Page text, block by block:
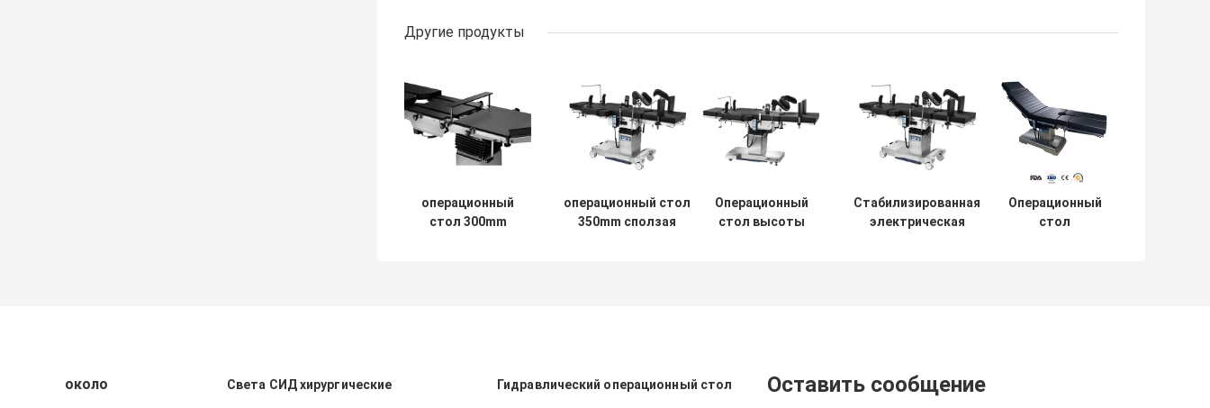
Другие продукты
операционный
стол 300mm
операционный стол
350mm сползая
Операционный
стол высоты
Стабилизированная
электрическая
Операционный
стол
около Света СИД хирургические Гидравлический операционный стол Оставить сообщение